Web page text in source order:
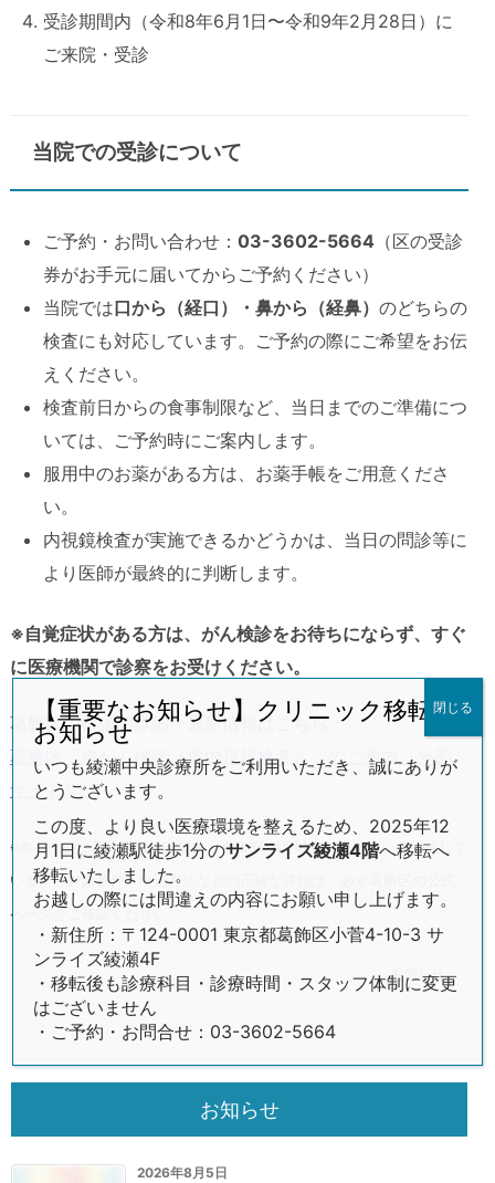
受診期間内（令和8年6月1日〜令和9年2月28日）に
ご来院・受診
当院での受診について
ご予約・お問い合わせ： 03-3602-5664 （区の受診
券がお手元に届いてからご予約ください）
当院では口から（経口）・鼻から（経鼻） のどちらの
検査にも対応しています。ご予約の際にご希望をお伝
えください。
検査前日からの食事制限など、当日までのご準備につ
いては、ご予約時にご案内します。
服用中のお薬がある方は、お薬手帳をご用意くださ
い。
内視鏡検査が実施できるかどうかは、当日の問診等に
より医師が最終的に判断します。
※自覚症状がある方は、がん検診をお待ちにならず、すぐ
に医療機関で診察をお受けください。
葛飾区の検診の詳細・最新情報はこちら：
葛飾区「胃がん検診（胃内視鏡検査）」のご案内（外部
サイト）
※本ページは葛飾区の検診案内（令和8年4月時点）に基づいて作成して
います。対象条件・申込方法などの正確な詳細は、必ず葛飾区の公式
ページをご確認ください。
お知らせ
お知らせ
2026年8月5日
【重要なお知らせ】クリニック移転の
お知らせ
いつも綾瀬中央診療所をご利用いただき、誠にありが
とうございます。
この度、より良い医療環境を整えるため、2025年12
月1日に綾瀬駅徒歩1分のサンライズ綾瀬4階へ移転へ
移転いたしました。
お越しの際には間違えの内容にお願い申し上げます。
・新住所：〒124-0001 東京都葛飾区小菅4-10-3 サ
ンライズ綾瀬4F
・移転後も診療科目・診療時間・スタッフ体制に変更
はございません
・ご予約・お問合せ：03-3602-5664
閉じる